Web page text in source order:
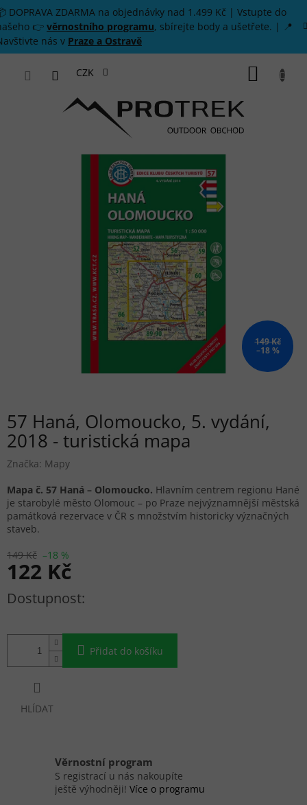
Přejít na obsah
DOPRAVA ZDARMA na objednávky nad 1.499 Kč | Vstupte do
👉 věrnostního programu, sbírejte body a ušetřete. | 📍
nás v Praze a Ostravě
CZK
149 Kč
–18 %
57 Haná, Olomoucko, 5. vydání,
2018 - turistická mapa
Značka: Mapy
149 Kč –18 %
122 Kč
Měrná cena:
Přidat do košíku
Mapa č. 57 Haná – Olomoucko. Hlavním centrem regionu Hané
je starobylé město Olomouc – po Praze nejvýznamnější městská
památková rezervace v ČR s množstvím historicky význačných
staveb.
HLÍDAT
Věrnostní program
S registrací u nás nakoupíte
ještě výhodněji! Více o programu